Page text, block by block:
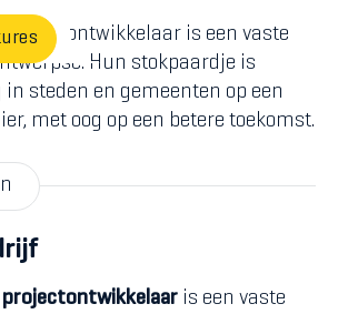
projectontwikkelaar is een vaste
Hun stokpaardje is
steden en gemeenten op een
met oog op een betere toekomst.
projectontwikkelaar is een vaste